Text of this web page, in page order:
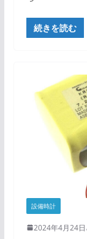
続きを読む
設備時計
2024年4月24日